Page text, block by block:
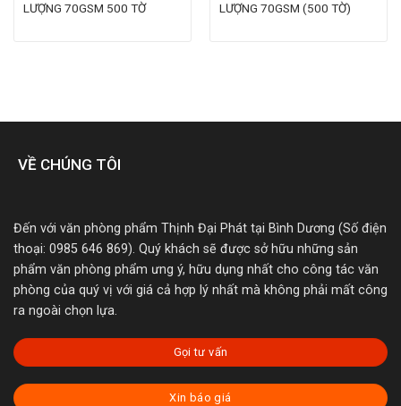
LƯỢNG 70GSM 500 TỜ
LƯỢNG 70GSM (500 TỜ)
VỀ CHÚNG TÔI
Đến với văn phòng phẩm Thịnh Đại Phát tại Bình Dương (Số điện
thoại: 0985 646 869). Quý khách sẽ được sở hữu những sản
phẩm văn phòng phẩm ưng ý, hữu dụng nhất cho công tác văn
phòng của quý vị với giá cả hợp lý nhất mà không phải mất công
ra ngoài chọn lựa.
Gọi tư vấn
Xin báo giá